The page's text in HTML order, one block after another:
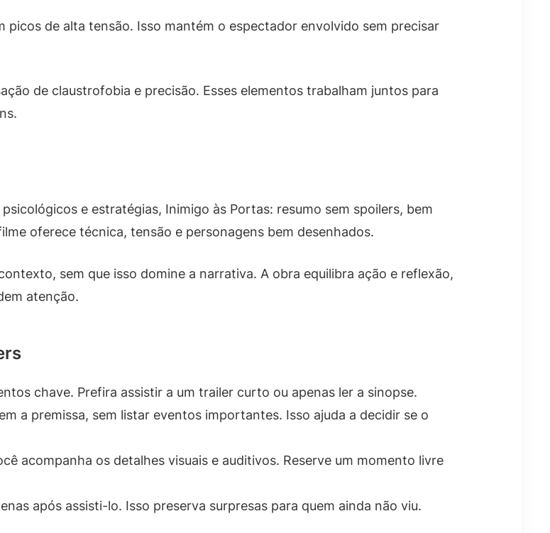
de alta tensão. Isso mantém o espectador envolvido sem precisar
de claustrofobia e precisão. Esses elementos trabalham juntos para
e estratégias, Inimigo às Portas: resumo sem spoilers, bem
oferece técnica, tensão e personagens bem desenhados.
sem que isso domine a narrativa. A obra equilibra ação e reflexão,
atenção.
chave. Prefira assistir a um trailer curto ou apenas ler a sinopse.
a premissa, sem listar eventos importantes. Isso ajuda a decidir se o
acompanha os detalhes visuais e auditivos. Reserve um momento livre
após assisti-lo. Isso preserva surpresas para quem ainda não viu.